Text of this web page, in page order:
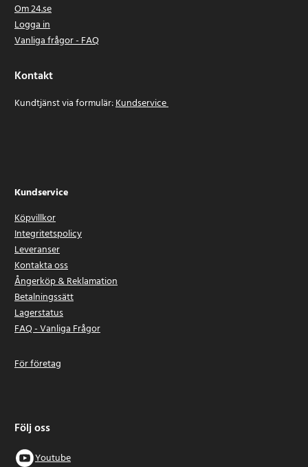
Om 24.se
Logga in
Vanliga frågor - FAQ
Kontakt
Kundtjänst via formulär:Kundservice
Kundservice
Köpvillkor
Integritetspolicy
Leveranser
Kontakta oss
Ångerköp & Reklamation
Betalningssätt
Lagerstatus
FAQ - Vanliga Frågor
För företag
Följ oss
Youtube